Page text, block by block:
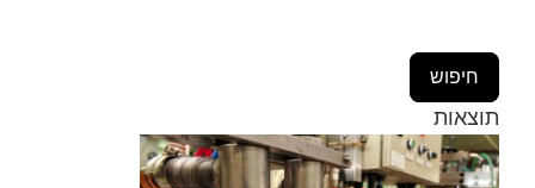
תוצאות